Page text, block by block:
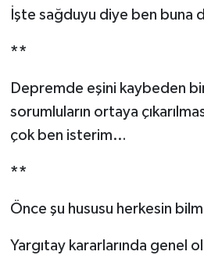
İşte sağduyu diye ben buna
**
Depremde eşini kaybeden
sorumluların ortaya
çok ben isterim…
**
Önce şu hususu herkesin
Yargıtay kararlarında genel